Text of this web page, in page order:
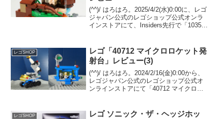
(^^)/ はろはろ。2025/4/2(水)0:00に、レゴ
ジャパン公式のレゴショップ公式オンラ
インストアにて、Insiders先行で「10354
GWP「40761 ロード・オブ...
レゴSHOP
レゴ「40712 マイクロロケット発
射台」レビュー(3)
(^^)/ はろはろ。2024/2/16(金)0:00から、
レゴジャパン公式のレゴショップ公式オ
ンラインストアにて「40712 マイクロロ
定はSOLD OUT...
レゴSHOP
レゴ ソニック・ザ・ヘッジホッ